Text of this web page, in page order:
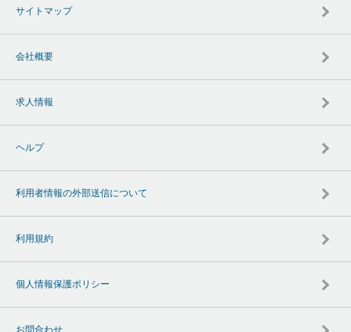
サイトマップ
会社概要
求人情報
ヘルプ
利用者情報の外部送信について
利用規約
個人情報保護ポリシー
お問合わせ